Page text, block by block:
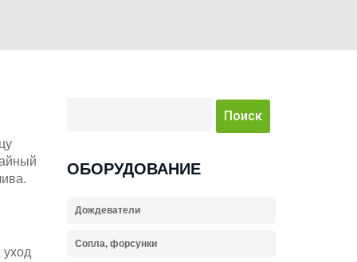
ОБОРУДОВАНИЕ
Дождеватели
Сопла, форсунки